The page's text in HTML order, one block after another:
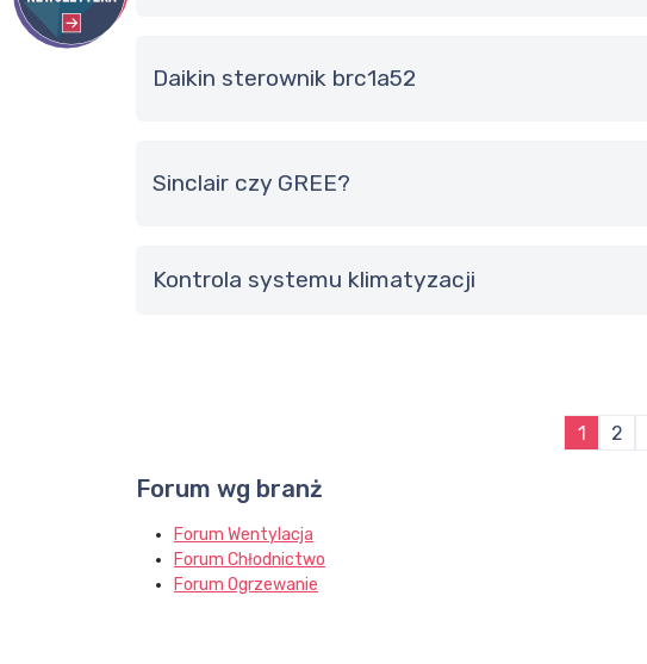
Daikin sterownik brc1a52
Sinclair czy GREE?
Kontrola systemu klimatyzacji
1 2
Forum wg branż
Forum Wentylacja
Forum Chłodnictwo
Forum Ogrzewanie